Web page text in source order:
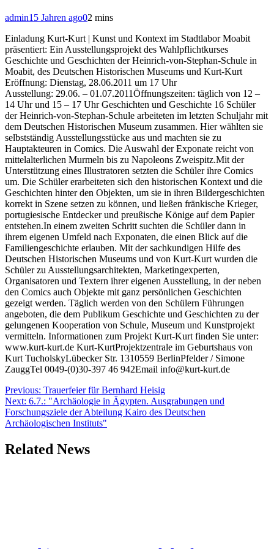
admin15 Jahren ago02 mins
Einladung Kurt-Kurt | Kunst und Kontext im Stadtlabor Moabit
präsentiert: Ein Ausstellungsprojekt des Wahlpflichtkurses
Geschichte und Geschichten der Heinrich-von-Stephan-Schule in
Moabit, des Deutschen Historischen Museums und Kurt-Kurt
Eröffnung: Dienstag, 28.06.2011 um 17 Uhr
Ausstellung: 29.06. – 01.07.2011Öffnungszeiten: täglich von 12 –
14 Uhr und 15 – 17 Uhr Geschichten und Geschichte 16 Schüler
der Heinrich-von-Stephan-Schule arbeiteten im letzten Schuljahr mit
dem Deutschen Historischen Museum zusammen. Hier wählten sie
selbstständig Ausstellungsstücke aus und machten sie zu
Hauptakteuren in Comics. Die Auswahl der Exponate reicht von
mittelalterlichen Murmeln bis zu Napoleons Zweispitz.Mit der
Unterstützung eines Illustratoren setzten die Schüler ihre Comics
um. Die Schüler erarbeiteten sich den historischen Kontext und die
Geschichten hinter den Objekten, um sie in ihren Bildergeschichten
korrekt in Szene setzen zu können, und ließen fränkische Krieger,
portugiesische Entdecker und preußische Könige auf dem Papier
entstehen.In einem zweiten Schritt suchten die Schüler dann in
ihrem eigenen Umfeld nach Exponaten, die einen Blick auf die
Familiengeschichte erlauben. Mit der sachkundigen Hilfe des
Deutschen Historischen Museums und von Kurt-Kurt wurden die
Schüler zu Ausstellungsarchitekten, Marketingexperten,
Organisatoren und Textern ihrer eigenen Ausstellung, in der neben
den Comics auch Objekte mit ganz persönlichen Geschichten
gezeigt werden. Täglich werden von den Schülern Führungen
angeboten, die dem Publikum Geschichte und Geschichten zu der
gelungenen Kooperation von Schule, Museum und Kunstprojekt
vermitteln. Informationen zum Projekt Kurt-Kurt finden Sie unter:
www.kurt-kurt.de Kurt-KurtProjektzentrale im Geburtshaus von
Kurt TucholskyLübecker Str. 1310559 BerlinPfelder / Simone
ZauggTel 0049-(0)30-397 46 942Email info@kurt-kurt.de
Beitragsnavigation
Previous: Trauerfeier für Bernhard Heisig
Next: 6.7.: "Archäologie in Ägypten. Ausgrabungen und
Forschungsziele der Abteilung Kairo des Deutschen
Archäologischen Instituts"
Related News